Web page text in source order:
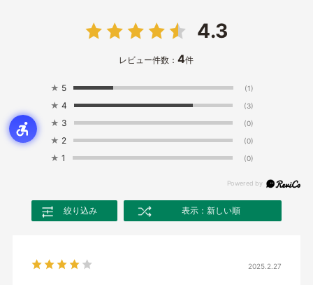
4.3
レビュー件数：4件
★ 5 (1)
★ 4 (3)
★ 3 (0)
★ 2 (0)
★ 1 (0)
絞り込み 表示：新しい順
2025.2.27